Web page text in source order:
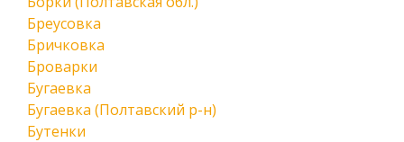
Бреусовка
Бричковка
Броварки
Бугаевка
Бугаевка (Полтавский р-н)
Бутенки